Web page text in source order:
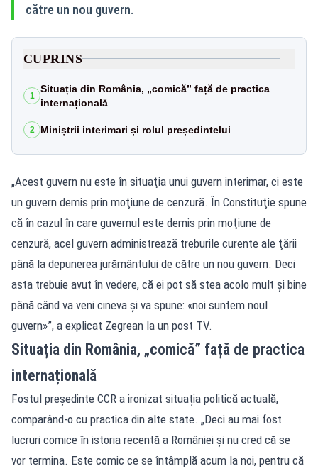
către un nou guvern.
CUPRINS
1
Situația din România, „comică” față de practica
internațională
2 Miniștrii interimari și rolul președintelui
„Acest guvern nu este în situaţia unui guvern interimar, ci este
un guvern demis prin moţiune de cenzură. În Constituţie spune
că în cazul în care guvernul este demis prin moţiune de
cenzură, acel guvern administrează treburile curente ale ţării
până la depunerea jurământului de către un nou guvern. Deci
asta trebuie avut în vedere, că ei pot să stea acolo mult şi bine
până când va veni cineva şi va spune: «noi suntem noul
guvern»”, a explicat Zegrean la un post TV.
Situația din România, „comică” față de practica
internațională
Fostul președinte CCR a ironizat situația politică actuală,
comparând-o cu practica din alte state. „Deci au mai fost
lucruri comice în istoria recentă a României şi nu cred că se
vor termina. Este comic ce se întâmplă acum la noi, pentru că